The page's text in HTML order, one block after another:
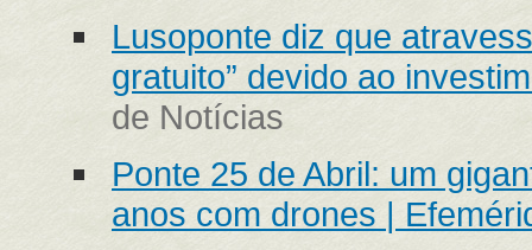
Lusoponte diz que
gratuito” devido ao
de Notícias
Ponte 25 de Abril: um
anos com drones |